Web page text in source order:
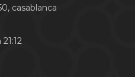
casablanca